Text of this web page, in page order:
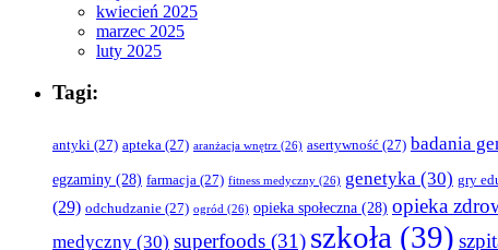
kwiecień 2025
marzec 2025
luty 2025
Tagi:
antyki (27) apteka (27) aranżacja wnętrz (26) asertywność (27) badania
egzaminy (28) farmacja (27) fitness medyczny (26) genetyka (30) gry
(29) odchudzanie (27) ogród (26) opieka społeczna (28) opieka
medyczny (30) superfoods (31) szkoła (39)